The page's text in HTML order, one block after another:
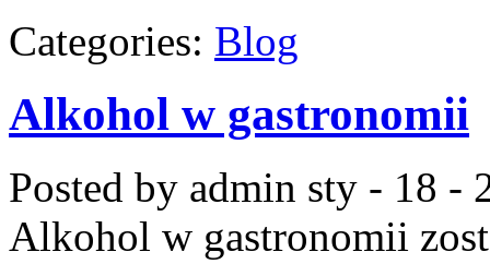
Categories: Blog
Alkohol w gastronomii
Posted by admin sty - 18 -
Alkohol w gastronomii